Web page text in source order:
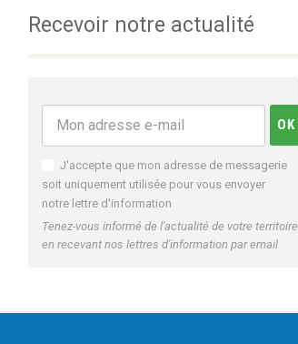
Recevoir notre actualité
J'accepte que mon adresse de messagerie
soit uniquement utilisée pour vous envoyer
notre lettre d'information
Tenez-vous informé de l'actualité de votre territoire
en recevant nos lettres d'information par email